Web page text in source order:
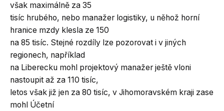
však maximálně za 35
tisíc hrubého, nebo manažer logistiky, u něhož horní
hranice mzdy klesla ze 150
na 85 tisíc. Stejné rozdíly lze pozorovat i v jiných
regionech, například
na Liberecku mohl projektový manažer ještě vloni
nastoupit až za 110 tisíc,
letos však již jen za 80 tisíc, v Jihomoravském kraji zase
mohl Účetní